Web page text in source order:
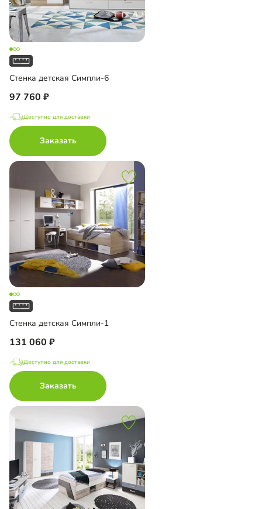
Стенка детская Симпли-6
97 760
Доступно для доставки
Заказать
Стенка детская Симпли-1
131 060
Доступно для доставки
Заказать